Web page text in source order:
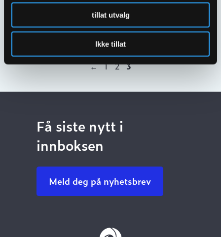
tillat utvalg
Ikke tillat
M/KILE
← 1 2 3
Få siste nytt i
innboksen
Meld deg på nyhetsbrev